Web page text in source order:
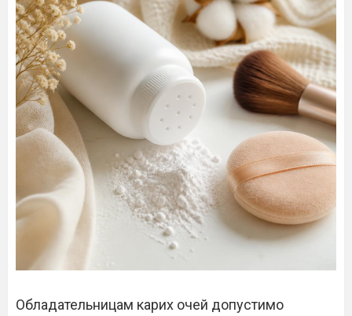
Обладательницам карих очей допустимо